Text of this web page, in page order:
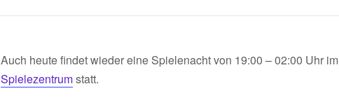
Auch heute findet wieder eine Spielenacht von 19:00 – 02:00 Uhr im
Spielezentrumstatt.